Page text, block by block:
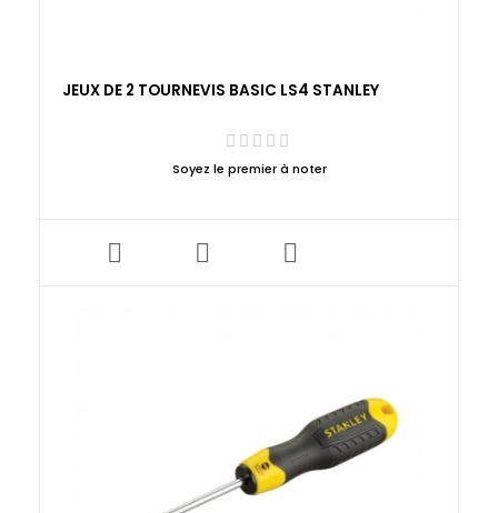
JEUX DE 2 TOURNEVIS BASIC LS4 STANLEY
Soyez le premier à noter